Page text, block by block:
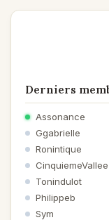
Derniers
Assonance
Ggabrielle
Ronintique
CinquiemeVallee
Tonindulot
Philippeb
Sym